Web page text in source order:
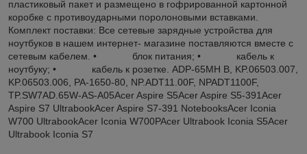
пластиковый пакет и размещено в гофрированной картонной
коробке с противоударными поролоновыми вставками.
Комплект поставки: Все сетевые зарядные устройства для
ноутбуков в нашем интернет- магазине поставляются вместе с
сетевым кабелем. • блок питания; • кабель к
ноутбуку; • кабель к розетке. ADP-65MH B, KP.06503.007,
KP.06503.006, PA-1650-80, NP.ADT11.00F, NPADT1100F,
TP.SW7AD.65W-AS-A05Acer Aspire S5Acer Aspire S5-391Acer
Aspire S7 UltrabookAcer Aspire S7-391 NotebooksAcer Iconia
W700 UltrabookAcer Iconia W700PAcer Ultrabook Iconia S5Acer
Ultrabook Iconia S7